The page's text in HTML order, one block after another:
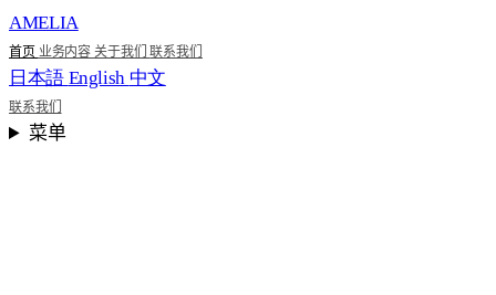
AMELIA
首页 业务内容关于我们联系我们
日本語 English 中文
联系我们
菜单